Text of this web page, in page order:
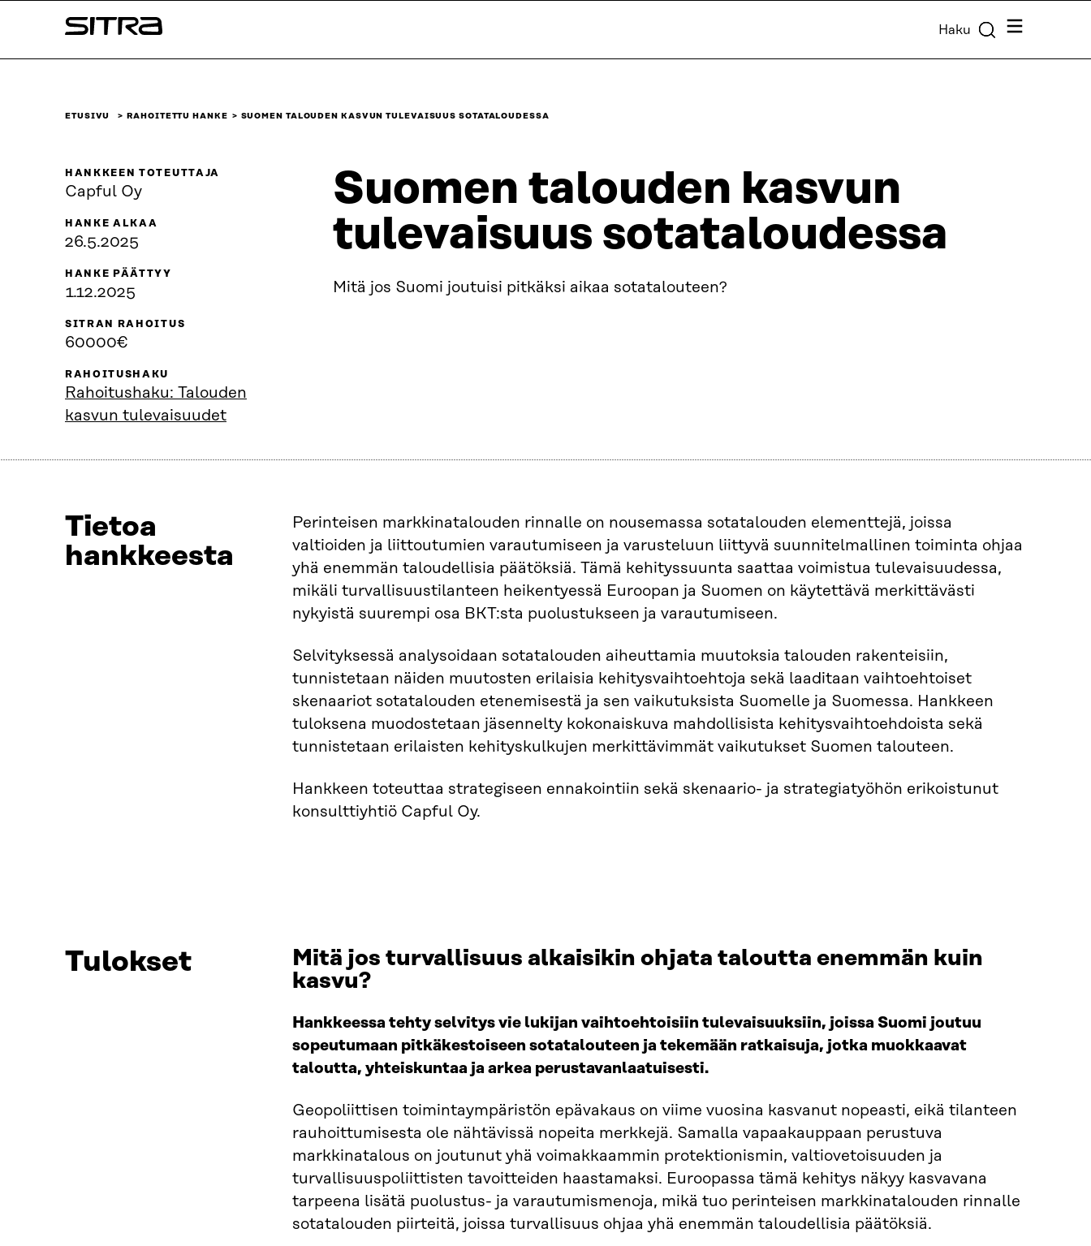
sisältöön
Sitra Haku Valikko
ETUSIVU RAHOITETTU HANKE SUOMEN TALOUDEN KASVUN TULEVAISUUS SOTATALOUDESSA
Suomen talouden kasvun
tulevaisuus sotataloudessa
Mitä jos Suomi joutuisi pitkäksi aikaa sotatalouteen?
HANKKEEN TOTEUTTAJA
Capful Oy
HANKE ALKAA
26.5.2025
HANKE PÄÄTTYY
1.12.2025
SITRAN RAHOITUS
60000€
RAHOITUSHAKU
Rahoitushaku: Talouden
kasvun tulevaisuudet
Tietoa
hankkeesta
Perinteisen markkinatalouden rinnalle on nousemassa sotatalouden elementtejä, joissa
valtioiden ja liittoutumien varautumiseen ja varusteluun liittyvä suunnitelmallinen toiminta ohjaa
yhä enemmän taloudellisia päätöksiä. Tämä kehityssuunta saattaa voimistua tulevaisuudessa,
mikäli turvallisuustilanteen heikentyessä Euroopan ja Suomen on käytettävä merkittävästi
nykyistä suurempi osa BKT:sta puolustukseen ja varautumiseen.
Selvityksessä analysoidaan sotatalouden aiheuttamia muutoksia talouden rakenteisiin,
tunnistetaan näiden muutosten erilaisia kehitysvaihtoehtoja sekä laaditaan vaihtoehtoiset
skenaariot sotatalouden etenemisestä ja sen vaikutuksista Suomelle ja Suomessa. Hankkeen
tuloksena muodostetaan jäsennelty kokonaiskuva mahdollisista kehitysvaihtoehdoista sekä
tunnistetaan erilaisten kehityskulkujen merkittävimmät vaikutukset Suomen talouteen.
Hankkeen toteuttaa strategiseen ennakointiin sekä skenaario- ja strategiatyöhön erikoistunut
konsulttiyhtiö Capful Oy.
Tulokset
Mitä jos turvallisuus alkaisikin ohjata taloutta enemmän kuin
kasvu?
Hankkeessa tehty selvitys vie lukijan vaihtoehtoisiin tulevaisuuksiin, joissa Suomi joutuu
sopeutumaan pitkäkestoiseen sotatalouteen ja tekemään ratkaisuja, jotka muokkaavat
taloutta, yhteiskuntaa ja arkea perustavanlaatuisesti.
Geopoliittisen toimintaympäristön epävakaus on viime vuosina kasvanut nopeasti, eikä tilanteen
rauhoittumisesta ole nähtävissä nopeita merkkejä. Samalla vapaakauppaan perustuva
markkinatalous on joutunut yhä voimakkaammin protektionismin, valtiovetoisuuden ja
turvallisuuspoliittisten tavoitteiden haastamaksi. Euroopassa tämä kehitys näkyy kasvavana
tarpeena lisätä puolustus- ja varautumismenoja, mikä tuo perinteisen markkinatalouden rinnalle
sotatalouden piirteitä, joissa turvallisuus ohjaa yhä enemmän taloudellisia päätöksiä.